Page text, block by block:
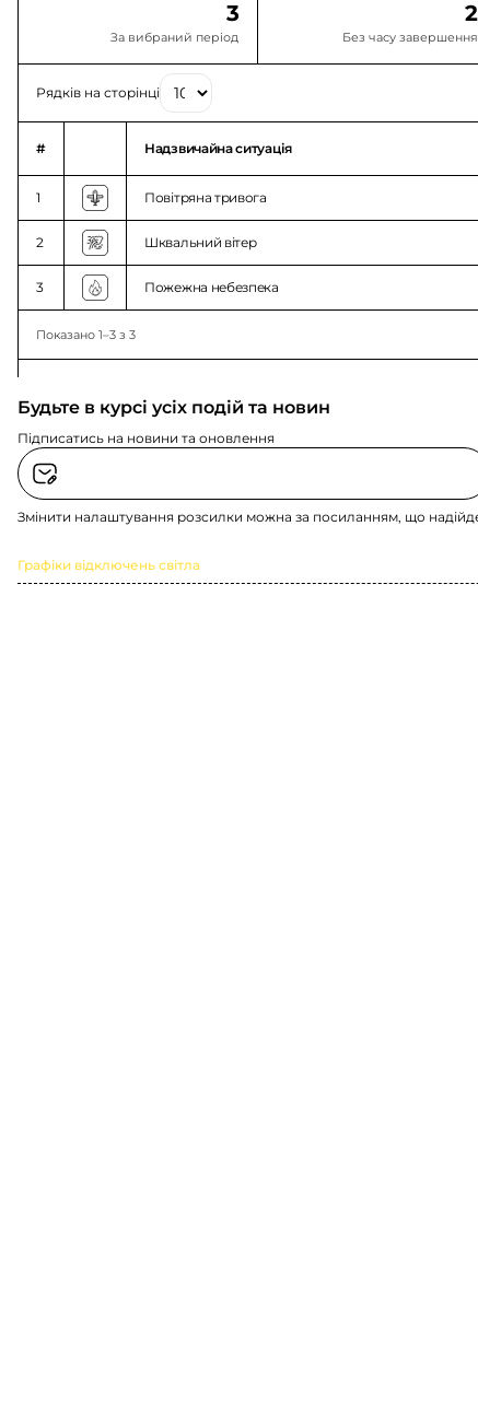
3
За вибраний період
2
Без часу завершення
Рядків на сторінці
# Надзвичайна ситуація
1 Повітряна тривога
2 Шквальний вітер
3 Пожежна небезпека
Показано 1–3 з 3
Будьте в курсі усіх подій та новин
Підписатись на новини та оновлення
Змінити налаштування розсилки можна за посиланням, що
Графіки відключень світла